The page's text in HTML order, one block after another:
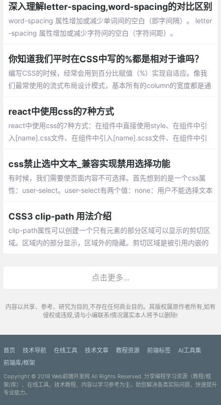
会起到作用。这是由于：%是一个相对父元
素计算得来的高度，要想使他有效，我们需
要设置父元素的height。
深入理解letter-spacing,word-spacing的对比区别
word-spacing 属性增加或减少单词间的空白（即字间隔）。 letter
-spacing 属性增加或减少字符间的空白（字符间距）。
你知道我们平时在CSS中写的%都是相对于谁吗？
编写CSS的时候，经常会用到百分比赋值（%）实现自适应。像我
们最常使用的流式布局设计模式，基本所有的column的宽度都是通
react中使用css的7种方式
react中使用css的7种方式：在组件中直接使用style、在组件中引
入[name].css文件、在组件中引入[name].scss文件、在组件中引
件、使用styled-components
css禁止选中文本_兼容实现禁用选择功能
有时候，我们需要使页面内容不可选择。首先想到的是一个css属
性：user-select。user-select有两个值：none：用户不能选择文本
CSS3 clip-path 用法介绍
clip-path属性可以创建一个只有元素的部分区域可以显示的剪切区
域。区域内的部分显示，区域外的隐藏。剪切区域是被引用内嵌的
点击更多...
内容以共享、参考、研究为目的,不存在任何商业目的。其版权属原作者所有,如有
侵权或违规,请与小编联系!情况属实本人将予以删除!
首页 技术导航 在线工具 技术文章 教程资源 前端标签
AI工具集
前端库/框架